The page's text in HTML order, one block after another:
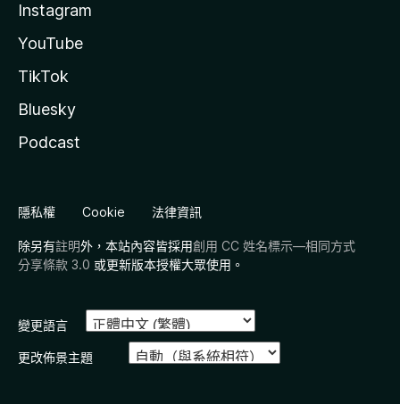
Instagram
YouTube
TikTok
Bluesky
Podcast
隱私權 Cookie 法律資訊
除另有註明外，本站內容皆採用創用 CC 姓名標示—相同方式
分享條款 3.0 或更新版本授權大眾使用。
變更語言
更改佈景主題